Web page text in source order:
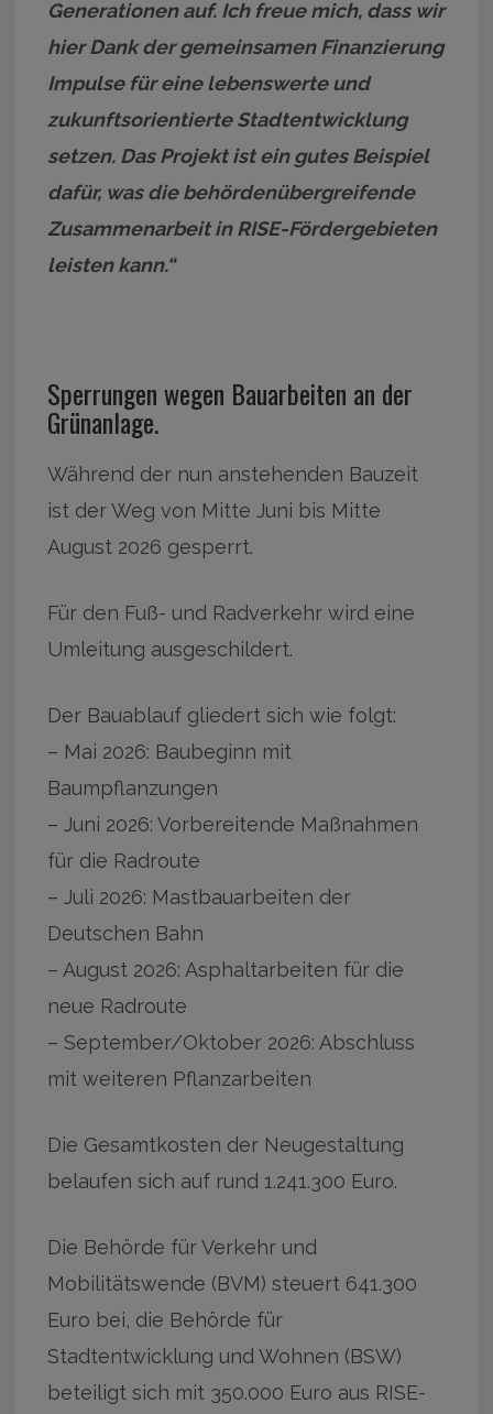
Generationen auf. Ich freue mich, dass wir
hier Dank der gemeinsamen Finanzierung
Impulse für eine lebenswerte und
zukunftsorientierte Stadtentwicklung
setzen. Das Projekt ist ein gutes Beispiel
dafür, was die behördenübergreifende
Zusammenarbeit in RISE-Fördergebieten
leisten kann.“
Sperrungen wegen Bauarbeiten an der
Grünanlage.
Während der nun anstehenden Bauzeit
ist der Weg von Mitte Juni bis Mitte
August 2026 gesperrt.
Für den Fuß- und Radverkehr wird eine
Umleitung ausgeschildert.
Der Bauablauf gliedert sich wie folgt:
– Mai 2026: Baubeginn mit
Baumpflanzungen
– Juni 2026: Vorbereitende Maßnahmen
für die Radroute
– Juli 2026: Mastbauarbeiten der
Deutschen Bahn
– August 2026: Asphaltarbeiten für die
neue Radroute
– September/Oktober 2026: Abschluss
mit weiteren Pflanzarbeiten
Die Gesamtkosten der Neugestaltung
belaufen sich auf rund 1.241.300 Euro.
Die Behörde für Verkehr und
Mobilitätswende (BVM) steuert 641.300
Euro bei, die Behörde für
Stadtentwicklung und Wohnen (BSW)
beteiligt sich mit 350.000 Euro aus RISE-